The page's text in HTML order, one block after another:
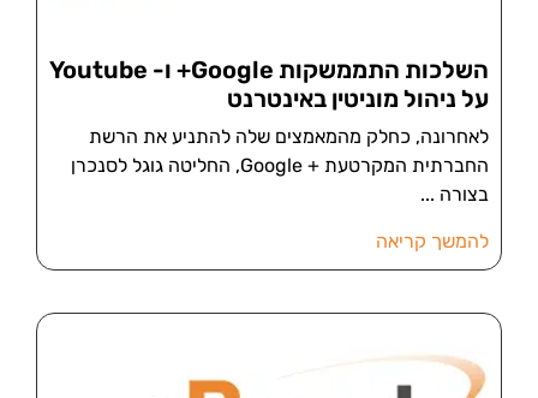
השלכות התממשקות Google+ ו- Youtube
על ניהול מוניטין באינטרנט
לאחרונה, כחלק מהמאמצים שלה להתניע את הרשת
החברתית המקרטעת + Google, החליטה גוגל לסנכרן
בצורה
להמשך קריאה